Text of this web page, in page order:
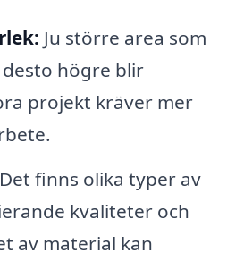
Ju större area som
högre blir
projekt kräver mer
Det finns olika typer av
kvaliteter och
av material kan